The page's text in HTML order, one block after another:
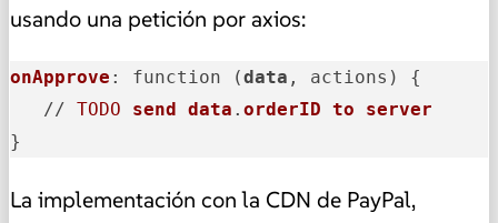
usando una petición por axios:
onApprove : function (data , actions) {
// TODO send data . orderID to
server
}
La implementación con la CDN de PayPal,